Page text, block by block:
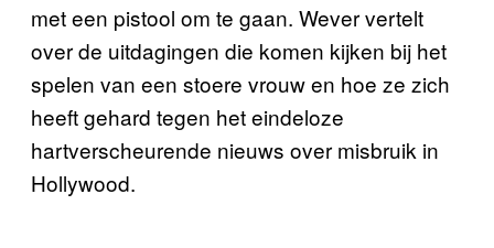
met een pistool om te gaan. Wever vertelt
over de uitdagingen die komen kijken bij het
spelen van een stoere vrouw en hoe ze zich
heeft gehard tegen het eindeloze
hartverscheurende nieuws over misbruik in
Hollywood.